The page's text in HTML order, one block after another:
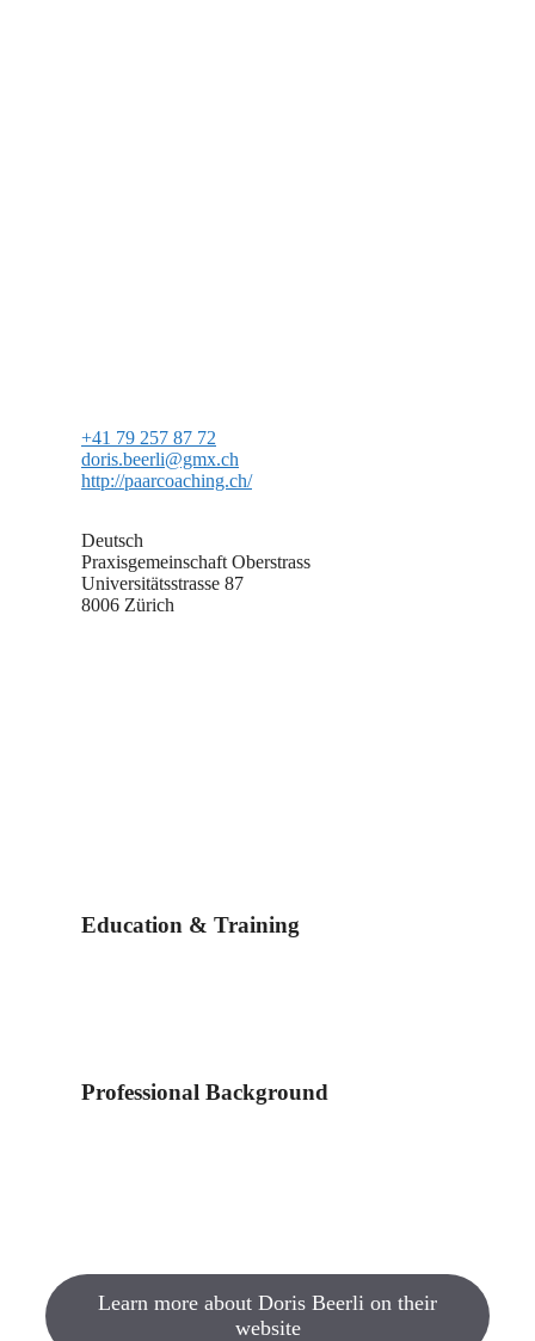
+41 79 257 87 72
doris.beerli@gmx.ch
http://paarcoaching.ch/
Deutsch
Praxisgemeinschaft Oberstrass
Universitätsstrasse 87
8006 Zürich
Education & Training
Professional Background
Learn more about Doris Beerli on their
website